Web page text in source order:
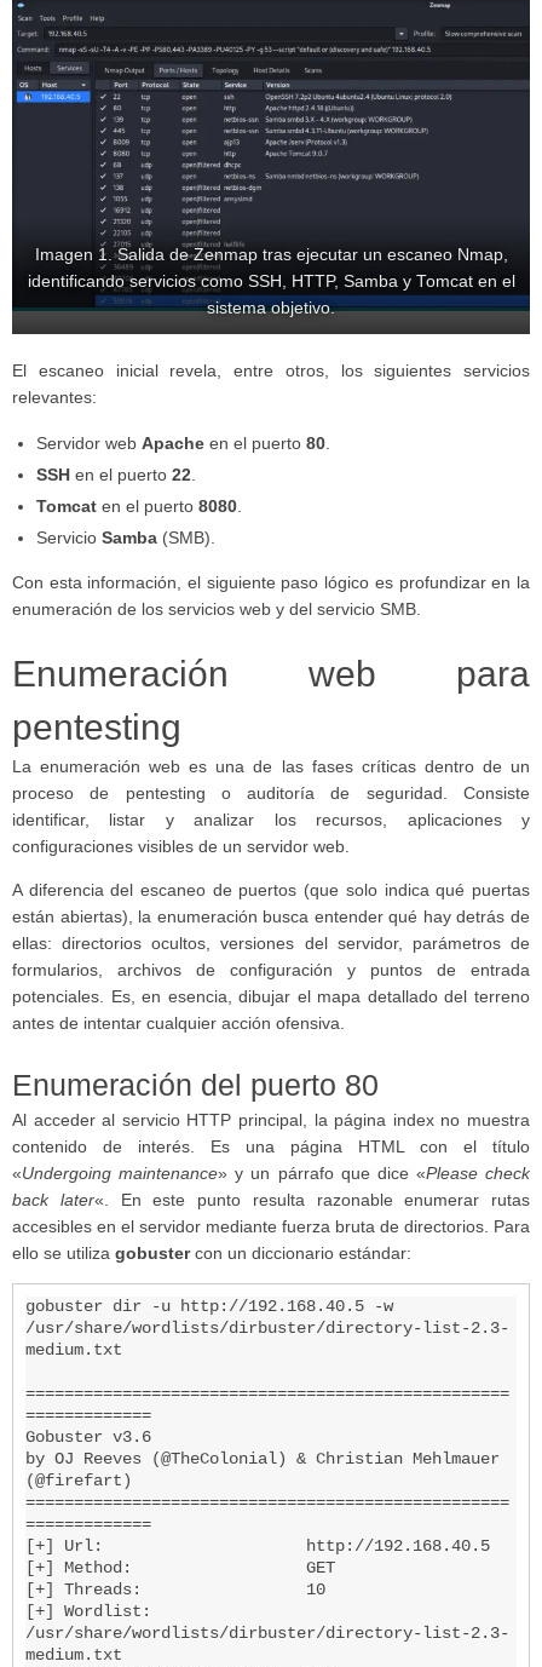
Imagen 1. Salida de Zenmap tras ejecutar un escaneo Nmap,
identificando servicios como SSH, HTTP, Samba y Tomcat en el
sistema objetivo.
El escaneo inicial revela, entre otros, los siguientes servicios
relevantes:
Servidor webApacheen el puerto80
SSH en el puerto22
Tomcat en el puerto8080
ServicioSamba (SMB).
Con esta información, el siguiente paso lógico es profundizar en la
enumeración de los servicios web y del servicio SMB.
Enumeración web para
pentesting
La enumeración web es una de las fases críticas dentro de un
proceso de pentesting o auditoría de seguridad. Consiste
identificar, listar y analizar los recursos, aplicaciones y
configuraciones visibles de un servidor web.
A diferencia del escaneo de puertos (que solo indica qué puertas
están abiertas), la enumeración busca entender qué hay detrás de
ellas: directorios ocultos, versiones del servidor, parámetros de
formularios, archivos de configuración y puntos de entrada
potenciales. Es, en esencia, dibujar el mapa detallado del terreno
antes de intentar cualquier acción ofensiva.
Enumeración del puerto 80
Al acceder al servicio HTTP principal, la página index no muestra
contenido de interés. Es una página HTML con el título
«Undergoing maintenance» y un párrafo que dice «Please check
back later«. En este punto resulta razonable enumerar rutas
accesibles en el servidor mediante fuerza bruta de directorios. Para
ello se utiliza gobuster con un diccionario estándar:
gobuster dir -u http://192.168.40.5 -w
/usr/share/wordlists/dirbuster/directory-list-2.3-
medium.txt
==================================================
=============
Gobuster v3.6
by OJ Reeves (@TheColonial) & Christian Mehlmauer
(@firefart)
==================================================
=============
[+] Url:                     http://192.168.40.5
[+] Method:                  GET
[+] Threads:                 10
[+] Wordlist:
/usr/share/wordlists/dirbuster/directory-list-2.3-
medium.txt